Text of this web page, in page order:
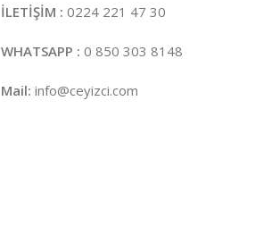
İLETİŞİM : 0224 221 47 30
WHATSAPP : 0 850 303 8148
Mail: info@ceyizci.com